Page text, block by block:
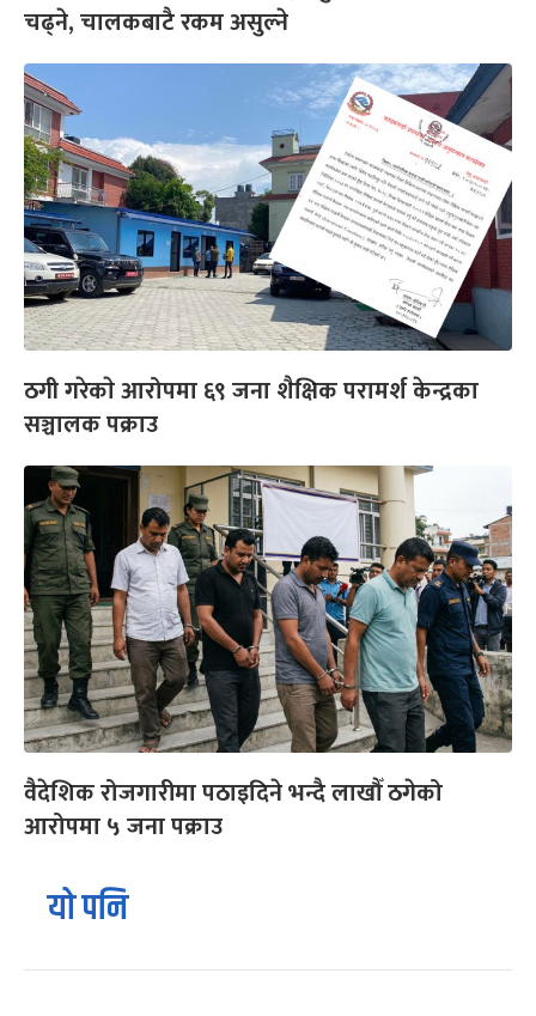
चढ्ने, चालकबाटै रकम असुल्ने
ठगी गरेकाे आरोपमा ६९ जना शैक्षिक परामर्श केन्द्रका
सञ्चालक पक्राउ
वैदेशिक रोजगारीमा पठाइदिने भन्दै लाखौँ ठगेको
आरोपमा ५ जना पक्राउ
यो पनि